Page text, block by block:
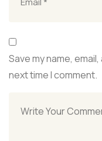
Save my name,
next time I comment.